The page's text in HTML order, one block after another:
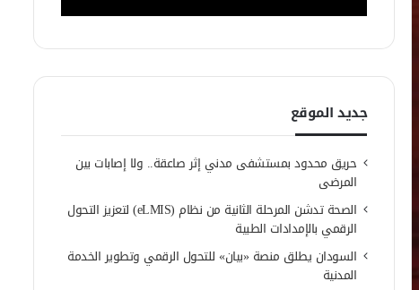
جديد الموقع
حريق محدود بمستشفى مدني إثر صاعقة.. ولا إصابات بين
المرضى
الصحة تدشن المرحلة الثانية من نظام (eLMIS) لتعزيز التحول
الرقمي بالإمدادات الطبية
السودان يطلق منصة «بيان» للتحول الرقمي وتطوير الخدمة
المدنية